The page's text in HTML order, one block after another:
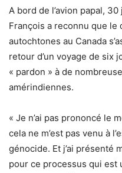
A bord de l’avion papal,
François a reconnu que
autochtones au Canada
retour d’un voyage de six
« pardon » à de
amérindiennes.
« Je n’ai pas prononcé le
cela ne m’est pas venu à
génocide. Et j’ai présenté
pour ce processus qui est